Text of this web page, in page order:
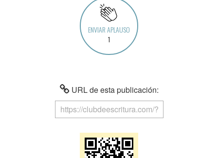
ENVIAR APLAUSO
1
URL de esta publicación: